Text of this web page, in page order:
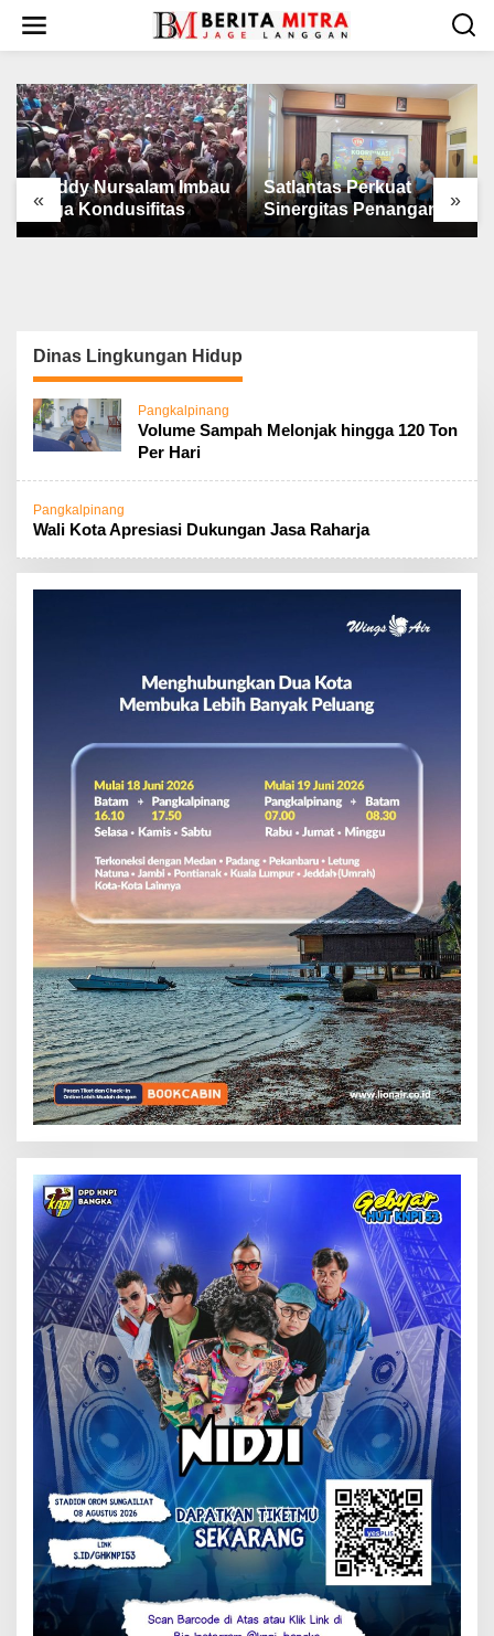
w
« »
Ruddy Nursalam Imbau
Jaga Kondusifitas
Satlantas Perkuat
Sinergitas Penanganan
Laka Lantas
Dinas Lingkungan Hidup
Pangkalpinang
Volume Sampah Melonjak hingga 120 Ton
Per Hari
Pangkalpinang
Wali Kota Apresiasi Dukungan Jasa Raharja